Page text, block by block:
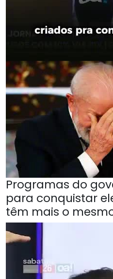
Programas do
para conquistar
têm mais o